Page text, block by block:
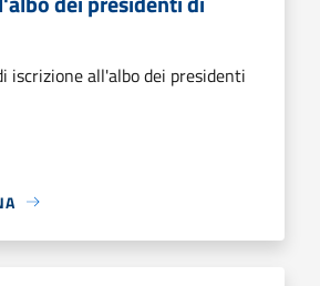
iscrizione all'albo dei presidenti